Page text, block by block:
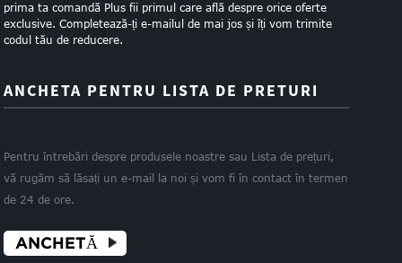
prima ta comandă Plus fii primul care află despre orice oferte
exclusive. Completează-ți e-mailul de mai jos și îți vom trimite
codul tău de reducere.
ANCHETA PENTRU LISTA DE PRETURI
Pentru întrebări despre produsele noastre sau Lista de prețuri,
vă rugăm să lăsați un e-mail la noi și vom fi în contact în termen
de 24 de ore.
ANCHETĂ